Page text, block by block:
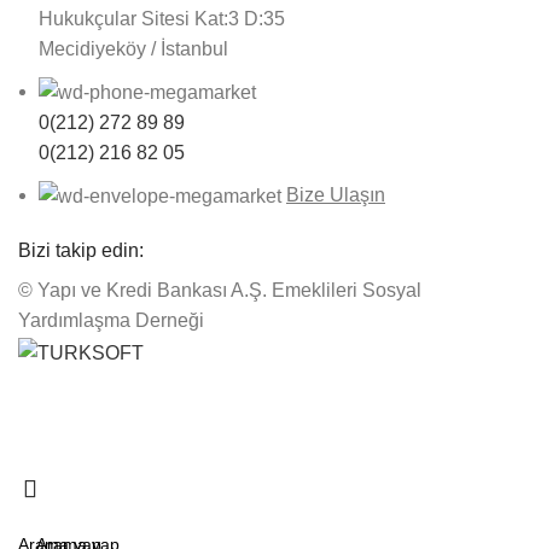
Hukukçular Sitesi Kat:3 D:35
Mecidiyeköy / İstanbul
0(212) 272 89 89
0(212) 216 82 05
Bize Ulaşın
Bizi takip edin:
© Yapı ve Kredi Bankası A.Ş. Emeklileri Sosyal
Yardımlaşma Derneği